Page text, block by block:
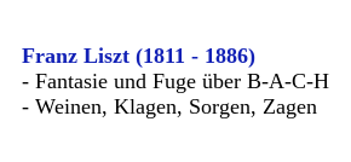
Franz Liszt (1811 - 1886)
- Fantasie und Fuge über B-A-C-H
- Weinen, Klagen, Sorgen, Zagen